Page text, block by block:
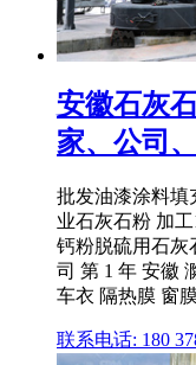
安徽石灰
家、公司
批发油漆涂料填
业石灰石粉 加
钙粉脱硫用石灰
司 第 1 年 安徽
车衣 隔热膜 窗
联系电话: 180